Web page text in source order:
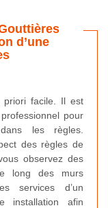
d’une
priori facile. Il est
pour
les règles.
des règles de
observez des
long des murs
services d’un
installation afin